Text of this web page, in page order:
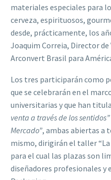
materiales especiales para
cerveza, espirituosos,
desde, prácticamente, los
Joaquim Correia, Director
Arconvert Brasil para
Los tres participarán como
que se celebrarán en el
universitarias y que han
venta a través de los sentidos”
Mercado”, ambas abiertas a
mismo, dirigirán el taller
para el cual las plazas son
diseñadores profesionales y